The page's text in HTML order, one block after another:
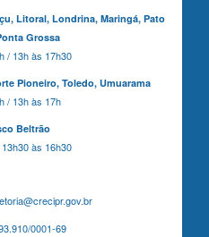
Litoral, Londrina, Maringá, Pato
Grossa
/ 13h às 17h30
Pioneiro, Toledo, Umuarama
/ 13h às 17h
Beltrão
às 16h30
0001-69